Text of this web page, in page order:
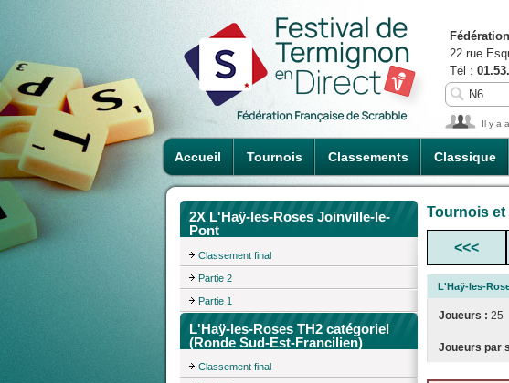
Accueil Tournois Classements Classique
22 rue
Tél :
Il y a
2X L'Haÿ-les-Roses Joinville-le-
Pont
Classement final
Partie 2
Partie 1
L'Haÿ-les-Roses TH2 catégoriel
(Ronde Sud-Est-Francilien)
Classement final
Tournois
<<<
L'Haÿ-les-
Joueurs : 25
Joueurs par